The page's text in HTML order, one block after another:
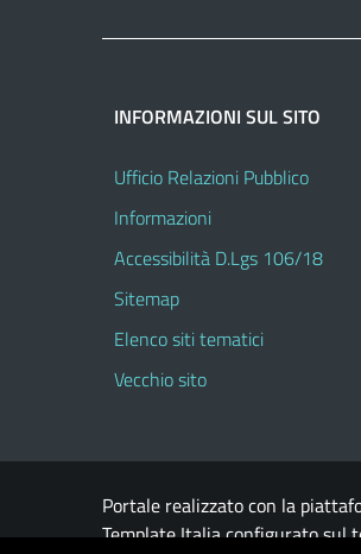
INFORMAZIONI SUL SITO
Ufficio Relazioni Pubblico
Informazioni
Accessibilità D.Lgs 106/18
Sitemap
Elenco siti tematici
Vecchio sito
Portale realizzato con la
Template Italia configurato sul